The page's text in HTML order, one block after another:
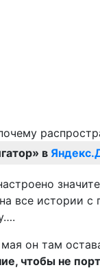
в
все
он там
чтобы не